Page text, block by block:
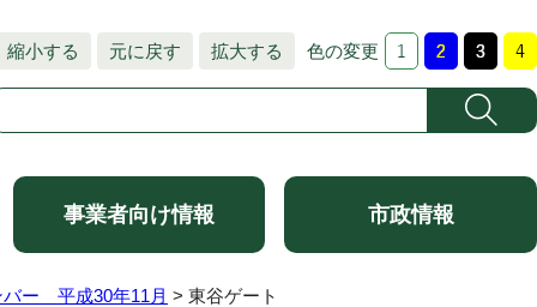
縮小する 元に戻す 拡大する 色の変更
事業者向け情報 市政情報
バー 平成30年11月 > 東谷ゲート